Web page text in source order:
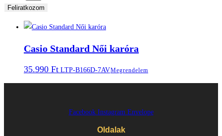
Feliratkozom
Casio Standard Női karóra
35.990 Ft LTP-B166D-7AVMegrendelem
Facebook Instagram Envelope
Oldalak